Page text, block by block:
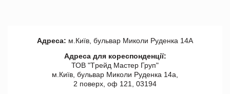
Адреса: м.Київ, бульвар Миколи Руденка 14А
Адреса для кореспонденції:
ТОВ "Tрейд Мастер Груп"
м.Київ, бульвар Миколи Руденка 14а,
2 поверх, оф 121, 03194